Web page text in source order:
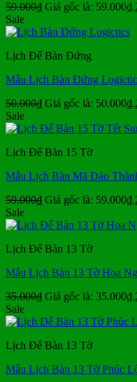
59.000₫ Giá gốc là: 59.000₫.
Sale
Lịch Để Bàn Đứng
Mẫu Lịch Bàn Đứng
50.000₫ Giá gốc là: 50.000₫.
Sale
Lịch Để Bàn 15 Tờ
Mẫu Lịch Bàn Mã Đáo
59.000₫ Giá gốc là: 59.000₫.
Sale
Lịch Để Bàn 13 Tờ
Mẫu Lịch Bàn 13 Tờ Hoa
35.000₫ Giá gốc là: 35.000₫.
Sale
Lịch Để Bàn 13 Tờ
Mẫu Lịch Bàn 13 Tờ Phúc